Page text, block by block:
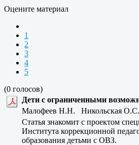
Оцените материал
1
2
3
4
5
(0 голосов)
Дети с ограниченными
Малофеев Н.Н. Никольская
Статья знакомит с проектом
Института коррекционной
образования детьми с ОВЗ.